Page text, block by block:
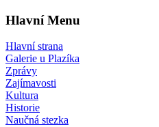
Hlavní Menu
Hlavní strana
Galerie u Plazíka
Zprávy
Zajímavosti
Kultura
Historie
Naučná stezka